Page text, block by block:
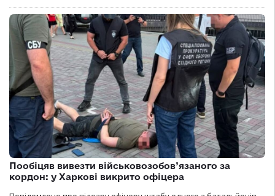
Пообіцяв вивезти військовозобов’язаного за
кордон: у Харкові викрито офіцера